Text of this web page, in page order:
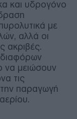
και υδρογόνο
με
αλλά οι
ακριβές.
διαφόρων
να μειώσουν
τις
παραγωγή